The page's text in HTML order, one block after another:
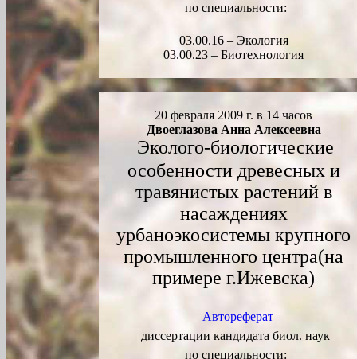
по специальности:
03.00.16 – Экология
03.00.23 – Биотехнология
20 февраля 2009 г. в 14 часов
Двоеглазова Анна Алексеевна
Эколого-биологические
особенности древесных и
травянистых растений в
насаждениях
урбаноэкосистемы крупного
промышленного центра(на
примере г.Ижевска)
Автореферат
диссертации кандидата биол. наук
по специальности: